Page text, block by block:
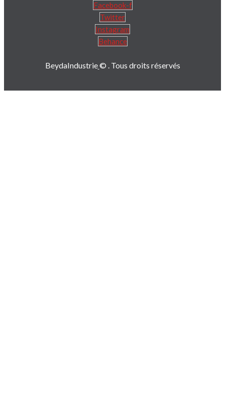
Facebook-f
Twitter
Instagram
Behance
BeydaIndustrie© . Tous droits réservés